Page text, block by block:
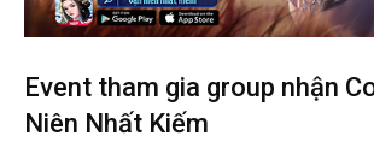
Event tham gia group nhận
Niên Nhất Kiếm